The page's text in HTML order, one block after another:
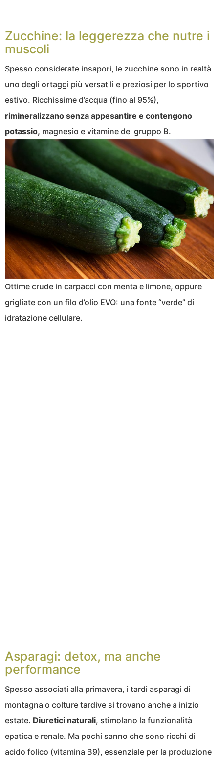
Zucchine: la leggerezza che nutre i
muscoli
Spesso considerate insapori, le zucchine sono in realtà
uno degli ortaggi più versatili e preziosi per lo sportivo
estivo. Ricchissime d’acqua (fino al 95%),
rimineralizzano senza appesantire e contengono
potassio, magnesio e vitamine del gruppo B.
Ottime crude in carpacci con menta e limone, oppure
grigliate con un filo d’olio EVO: una fonte “verde” di
idratazione cellulare.
Asparagi: detox, ma anche
performance
Spesso associati alla primavera, i tardi asparagi di
montagna o colture tardive si trovano anche a inizio
estate. Diuretici naturali, stimolano la funzionalità
epatica e renale. Ma pochi sanno che sono ricchi di
acido folico (vitamina B9), essenziale per la produzione